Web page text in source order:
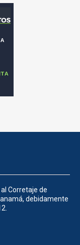
Corretaje de
debidamente